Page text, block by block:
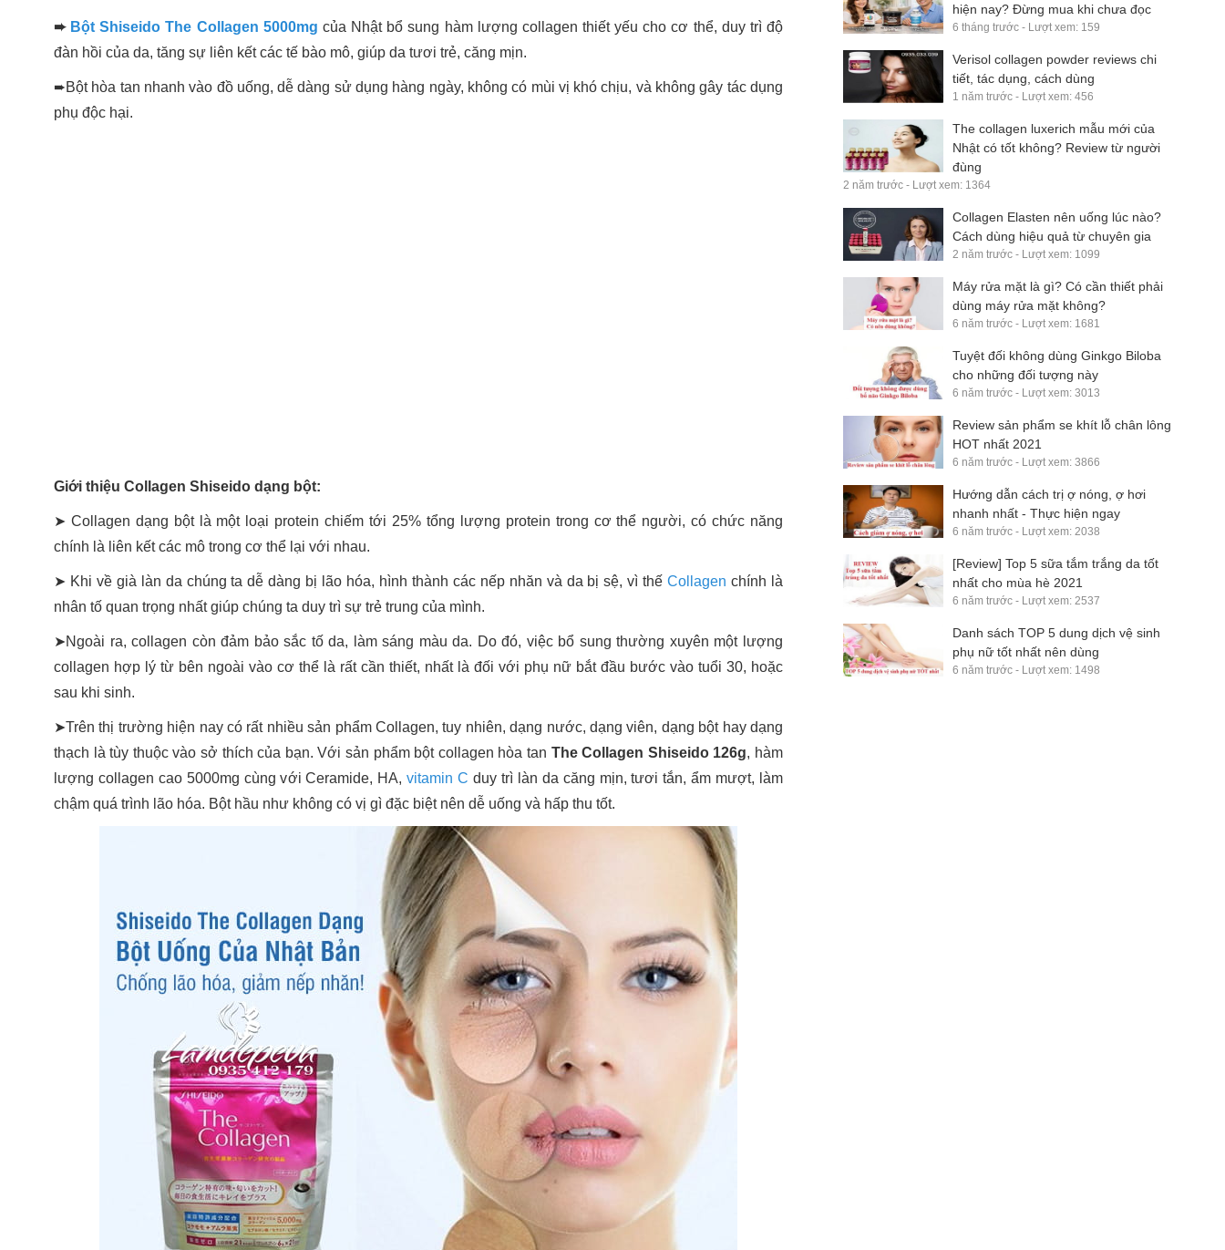
➨ Bột Shiseido The Collagen 5000mg của Nhật bổ sung hàm lượng collagen thiết yếu cho cơ thể, duy trì độ
đàn hồi của da, tăng sự liên kết các tế bào mô, giúp da tươi trẻ, căng mịn.
➨Bột hòa tan nhanh vào đồ uống, dễ dàng sử dụng hàng ngày, không có mùi vị khó chịu, và không gây tác dụng
phụ độc hại.
Giới thiệu Collagen Shiseido dạng bột:
➤ Collagen dạng bột là một loại protein chiếm tới 25% tổng lượng protein trong cơ thể người, có chức năng
chính là liên kết các mô trong cơ thể lại với nhau.
➤ Khi về già làn da chúng ta dễ dàng bị lão hóa, hình thành các nếp nhăn và da bị sệ, vì thếCollagen chính là
nhân tố quan trọng nhất giúp chúng ta duy trì sự trẻ trung của mình.
➤Ngoài ra, collagen còn đảm bảo sắc tố da, làm sáng màu da. Do đó, việc bổ sung thường xuyên một lượng
collagen hợp lý từ bên ngoài vào cơ thể là rất cần thiết, nhất là đối với phụ nữ bắt đầu bước vào tuổi 30, hoặc
sau khi sinh.
➤Trên thị trường hiện nay có rất nhiều sản phẩm Collagen, tuy nhiên, dạng nước, dạng viên, dạng bột hay dạng
thạch là tùy thuộc vào sở thích của bạn. Với sản phẩm bột collagen hòa tan The Collagen Shiseido 126g, hàm
lượng collagen cao 5000mg cùng với Ceramide, HA,vitamin C duy trì làn da căng mịn, tươi tắn, ẩm mượt, làm
chậm quá trình lão hóa. Bột hầu như không có vị gì đặc biệt nên dễ uống và hấp thu tốt.
hiện nay? Đừng mua khi chưa đọc
6 tháng trước - Lượt xem: 159
Verisol collagen powder reviews chi
tiết, tác dụng, cách dùng
1 năm trước - Lượt xem: 456
The collagen luxerich mẫu mới của
Nhật có tốt không? Review từ người
đùng
2 năm trước - Lượt xem: 1364
Collagen Elasten nên uống lúc nào?
Cách dùng hiệu quả từ chuyên gia
2 năm trước - Lượt xem: 1099
Máy rửa mặt là gì? Có cần thiết phải
dùng máy rửa mặt không?
6 năm trước - Lượt xem: 1681
Tuyệt đối không dùng Ginkgo Biloba
cho những đối tượng này
6 năm trước - Lượt xem: 3013
Review sản phẩm se khít lỗ chân lông
HOT nhất 2021
6 năm trước - Lượt xem: 3866
Hướng dẫn cách trị ợ nóng, ợ hơi
nhanh nhất - Thực hiện ngay
6 năm trước - Lượt xem: 2038
[Review] Top 5 sữa tắm trắng da tốt
nhất cho mùa hè 2021
6 năm trước - Lượt xem: 2537
Danh sách TOP 5 dung dịch vệ sinh
phụ nữ tốt nhất nên dùng
6 năm trước - Lượt xem: 1498